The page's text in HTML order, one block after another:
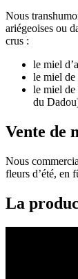
Nous
ariégeoises ou
crus :
le miel
le miel de
le miel de
du
Vente de
Nous
fleurs d’été, en
La